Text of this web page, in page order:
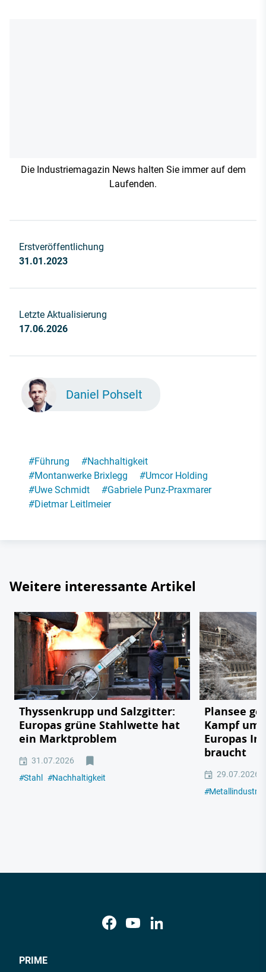
Die Industriemagazin News halten Sie immer auf dem
Laufenden.
Erstveröffentlichung
31.01.2023
Letzte Aktualisierung
17.06.2026
Daniel Pohselt
#Führung #Nachhaltigkeit
#Montanwerke Brixlegg #Umcor Holding
#Uwe Schmidt #Gabriele Punz-Praxmarer
#Dietmar Leitlmeier
Weitere interessante Artikel
Thyssenkrupp und Salzgitter:
Europas grüne Stahlwette hat
ein Marktproblem
31.07.2026
#Stahl #Nachhaltigkeit
Plansee
Kampf um
Europas
braucht
29.07.2026
#Metallindustrie
PRIME